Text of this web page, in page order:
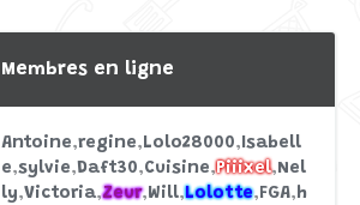
Membres en ligne
Antoine regine Lolo28000 Isabell
e sylvie Daft30 Cuisine Piiixel Nel
ly Victoria Zeur Will Lolotte FGA h